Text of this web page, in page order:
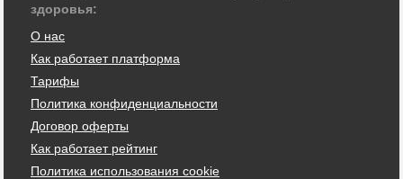
здоровья:
О нас
Как работает платформа
Тарифы
Политика конфиденциальности
Договор оферты
Как работает рейтинг
Политика использования cookie